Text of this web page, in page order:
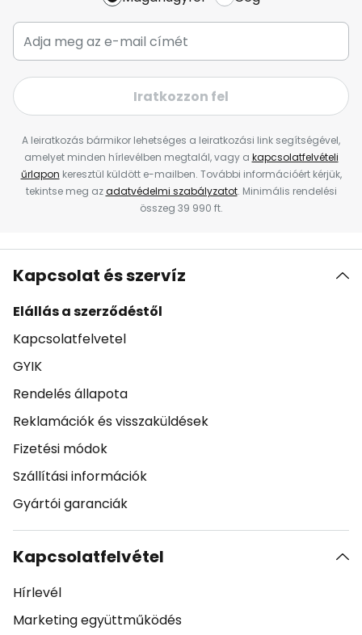
Iratkozzon fel
A leiratkozás bármikor lehetséges a leiratkozási link segítségével,
amelyet minden hírlevélben megtalál, vagy a kapcsolatfelvételi
űrlapon keresztül küldött e-mailben. További információért kérjük,
tekintse meg azadatvédelmi szabályzatot. Minimális rendelési
összeg 39 990 ft.
Kapcsolat és szervíz
Elállás a szerződéstől
Kapcsolatfelvetel
GYIK
Rendelés állapota
Reklamációk és visszaküldések
Fizetési módok
Szállítási információk
Gyártói garanciák
Kapcsolatfelvétel
Hírlevél
Marketing együttműködés